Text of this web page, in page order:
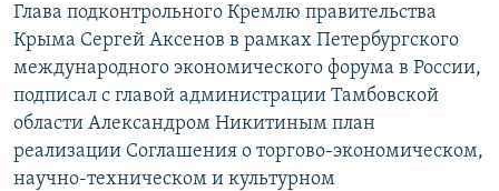
поискуИНФОГРАФИКА
ТЕЛЕПРОЕКТ КРЫМ.РЕАЛИИ
СОВЕТЫ ПРАВОЗАЩИТНИКОВ
ПРОПАВШИЕ БЕЗ ВЕСТИ
ПОБЕДИТЕЛЕЙ НЕ СУДЯТ?
КАК ОБОЙТИ БЛОКИРОВКУ
Українською
Qırımtatar
ПРИСОЕДИНЯЙТЕСЬ!
Глава подконтрольного Кремлю правительства
Крыма Сергей Аксенов в рамках Петербургского
международного экономического форума в России,
подписал с главой администрации Тамбовской
области Александром Никитиным план
реализации Соглашения о торгово-экономическом,
научно-техническом и культурном